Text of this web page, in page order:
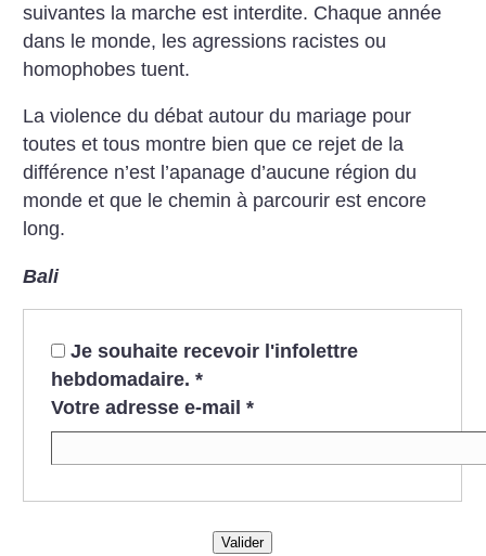
suivantes la marche est interdite. Chaque année
dans le monde, les agressions racistes ou
homophobes tuent.
La violence du débat autour du mariage pour
toutes et tous montre bien que ce rejet de la
différence n’est l’apanage d’aucune région du
monde et que le chemin à parcourir est encore
long.
Bali
Je souhaite recevoir l'infolettre
hebdomadaire. *
Votre adresse e-mail *
Valider